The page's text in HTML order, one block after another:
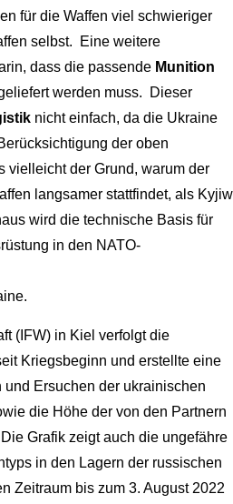
für die Waffen viel schwieriger
selbst. Eine weitere
dass die passende Munition
werden muss. Dieser
nicht einfach, da die Ukraine
der oben
vielleicht der Grund, warum der
langsamer stattfindet, als Kyjiw
wird die technische Basis für
in den NATO-
(IFW) in Kiel verfolgt die
Kriegsbeginn und erstellte eine
Ersuchen der ukrainischen
die Höhe der von den Partnern
Grafik zeigt auch die ungefähre
in den Lagern der russischen
Zeitraum bis zum 3. August 2022